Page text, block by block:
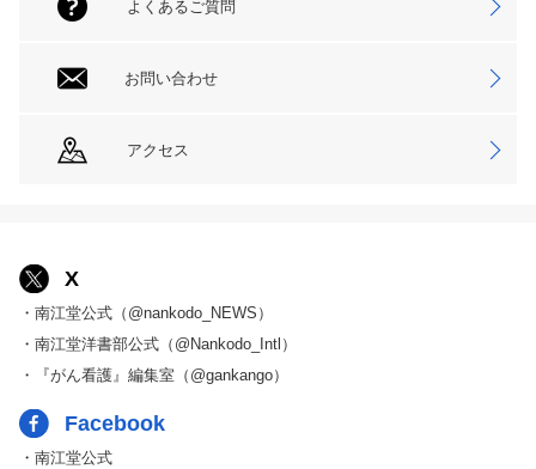
よくあるご質問
お問い合わせ
アクセス
X
・南江堂公式（@nankodo_NEWS）
・南江堂洋書部公式（@Nankodo_Intl）
・『がん看護』編集室（@gankango）
Facebook
・南江堂公式